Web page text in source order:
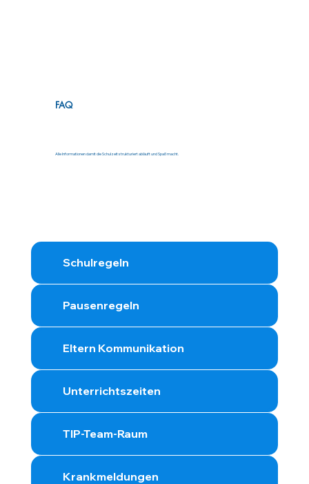
FAQ
Alle Informationen damit die Schulzeit strukturiert abläuft und Spaß macht.
Schulregeln
Pausenregeln
Eltern Kommunikation
Unterrichtszeiten
TIP-Team-Raum
Krankmeldungen